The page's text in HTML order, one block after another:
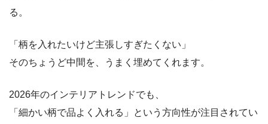
る。
「柄を入れたいけど主張しすぎたくない」
そのちょうど中間を、うまく埋めてくれます。
2026年のインテリアトレンドでも、
「細かい柄で品よく入れる」という方向性が注目されてい